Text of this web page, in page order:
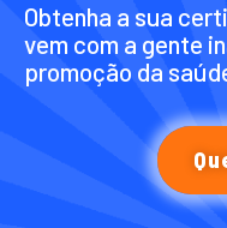
Obtenha a sua
vem com a gente
promoção da